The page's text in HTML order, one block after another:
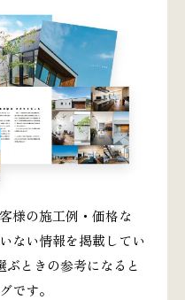
様の施工例・価格な
ない情報を掲載してい
ときの参考になると
です。